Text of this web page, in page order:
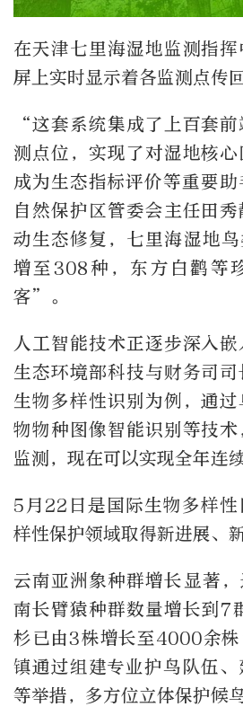
在天津七里海湿地监测指
屏上实时显示着各监测点传
“这套系统集成了上百套
测点位，实现了对湿地核心
成为生态指标评价等重要
自然保护区管委会主任田
动生态修复，七里海湿地
增至308种，东方白鹳等
客”。
人工智能技术正逐步深入嵌
生态环境部科技与财务司
生物多样性识别为例，通
物物种图像智能识别等技
监测，现在可以实现全年连
5月22日是国际生物多样性
样性保护领域取得新进展
云南亚洲象种群增长显著
南长臂猿种群数量增长到7
杉已由3株增长至4000余
镇通过组建专业护鸟队伍
等举措，多方位立体保护